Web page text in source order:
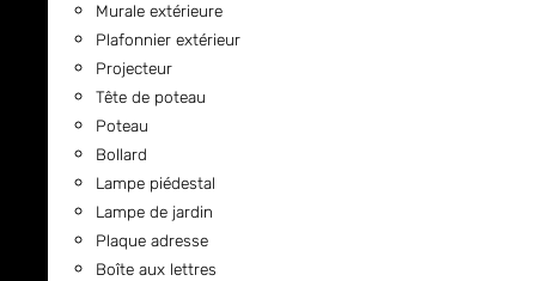
Murale extérieure
Plafonnier extérieur
Projecteur
Tête de poteau
Poteau
Bollard
Lampe piédestal
Lampe de jardin
Plaque adresse
Boîte aux lettres